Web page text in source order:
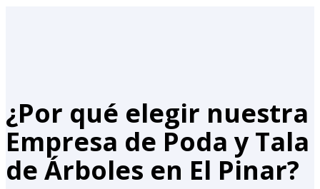
¿Por qué elegir nuestra
Empresa de Poda y Tala
de Árboles en El Pinar?